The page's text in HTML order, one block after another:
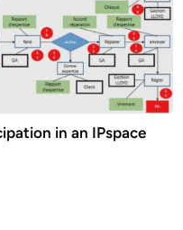
in an IPspace